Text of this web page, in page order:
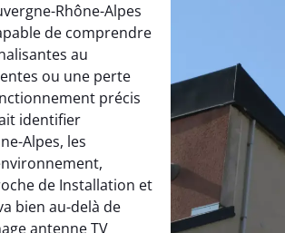
Rhône-Alpes
de comprendre
au
ou une perte
précis
identifier
Alpes, les
de Installation et
bien au-delà de
antenne TV